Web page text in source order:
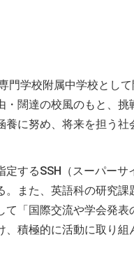
門学校附属中学校とし
闊達の校風のもと、
養に努め、将来を担う
定するSSH（スーパー
。また、英語科の研究
て「国際交流や学会発
積極的に活動に取り組